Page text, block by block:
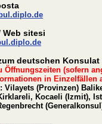
Web sitesi
deutschen
Öffnungszeiten (sofern
in Einzelfällen
Vilayets (Provinzen)
Kocaeli (Izmit),